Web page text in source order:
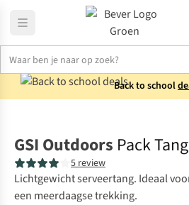
Back to school
GSI Outdoors Pack Tang
5 review
Lichtgewicht serveertang. Ideaal
een meerdaagse trekking.